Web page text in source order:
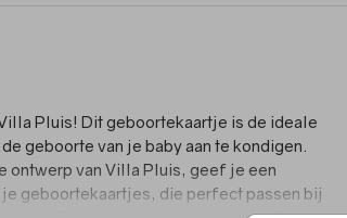
Pluis! Dit geboortekaartje is de ideale
geboorte van je baby aan te kondigen.
ontwerp van Villa Pluis, geef je een
geboortekaartjes, die perfect passen bij